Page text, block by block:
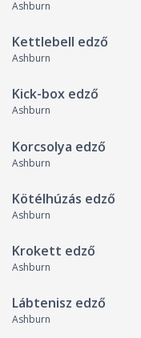
Ashburn
Kettlebell edző
Ashburn
Kick-box edző
Ashburn
Korcsolya edző
Ashburn
Kötélhúzás edző
Ashburn
Krokett edző
Ashburn
Lábtenisz edző
Ashburn